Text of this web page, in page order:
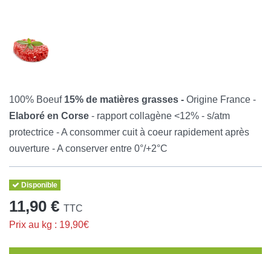
100% Boeuf 15% de matières grasses - Origine France -
Elaboré en Corse - rapport collagène <12% - s/atm
protectrice - A consommer cuit à coeur rapidement après
ouverture - A conserver entre 0°/+2°C
Disponible
11,90 € TTC
Prix au kg : 19,90€